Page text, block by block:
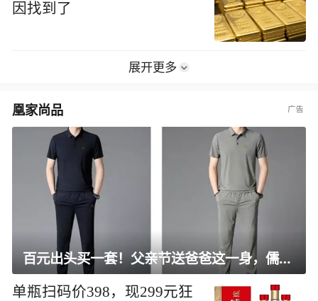
因找到了
展开更多
凰家尚品
百元出头买一套！父亲节送爸爸这一身，儒雅有型还凉爽
单瓶扫码价398，现299元狂